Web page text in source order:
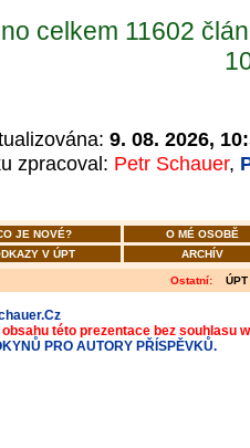
celkem 11602
9. 08. 2026,
zpracoval: Petr Schauer,
JE NOVÉ?
O MÉ OSOBĚ
V ÚPT ARCHÍV
Ostatní: ÚPT
této prezentace bez souhlasu
PRO AUTORY PŘÍSPĚVKŮ.